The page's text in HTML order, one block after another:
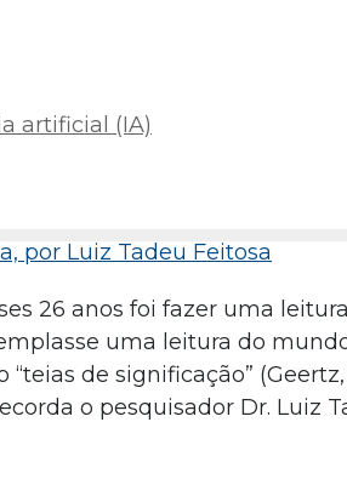
artificial (IA)
por Luiz Tadeu Feitosa
26 anos foi fazer uma
uma leitura do
de significação” (Geertz,
o pesquisador Dr. Luiz